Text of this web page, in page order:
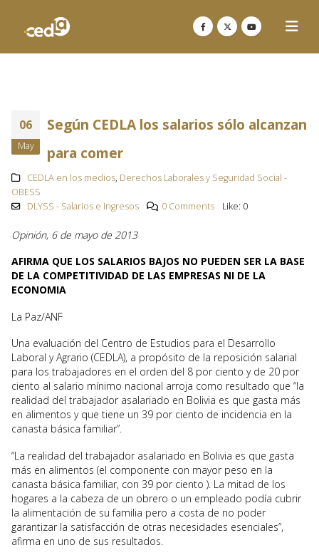
06
May
Según CEDLA los salarios sólo alcanzan
para comer
CEDLA en los medios, Derechos Laborales y Seguridad Social -
OBESS
DLYSS - Salarios e Ingresos
0 Comments Like: 0
Opinión, 6 de mayo de 2013
AFIRMA QUE LOS SALARIOS BAJOS NO PUEDEN SER LA BASE
DE LA COMPETITIVIDAD DE LAS EMPRESAS NI DE LA
ECONOMIA
La Paz/ANF
Una evaluación del Centro de Estudios para el Desarrollo
Laboral y Agrario (CEDLA), a propósito de la reposición salarial
para los trabajadores en el orden del 8 por ciento y de 20 por
ciento al salario mínimo nacional arroja como resultado que “la
realidad del trabajador asalariado en Bolivia es que gasta más
en alimentos y que tiene un 39 por ciento de incidencia en la
canasta básica familiar”.
“La realidad del trabajador asalariado en Bolivia es que gasta
más en alimentos (el componente con mayor peso en la
canasta básica familiar, con 39 por ciento ). La mitad de los
hogares a la cabeza de un obrero o un empleado podía cubrir
la alimentación de su familia pero a costa de no poder
garantizar la satisfacción de otras necesidades esenciales”,
afirma en uno de sus resultados.